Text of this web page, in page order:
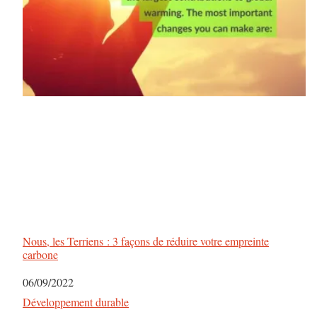
Nous, les Terriens : 3 façons de réduire votre empreinte
carbone
Date
06/09/2022
Par rapport à
Développement durable